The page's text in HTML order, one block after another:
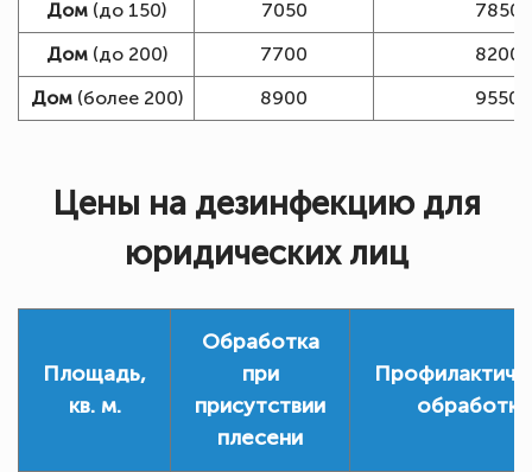
Дом (до 150) 7050
7850
Дом(до 200) 7700
8200
Дом(более 200) 8900 9550
Цены на дезинфекцию для
юридических лиц
Площадь,
кв. м.
Обработка
при
присутствии
плесени
обработка